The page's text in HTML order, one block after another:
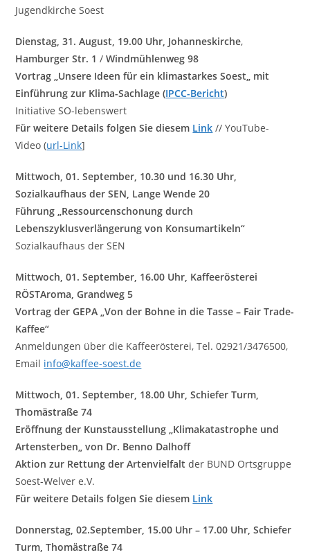
Jugendkirche Soest
Dienstag, 31. August, 19.00 Uhr, Johanneskirche,
Hamburger Str. 1 /Windmühlenweg 98
Vortrag „ Unsere Ideen für ein klimastarkes Soest
mit
Einführung zur Klima-Sachlage (IPCC-Bericht)
Initiative SO-lebenswert
Für weitere Details folgen Sie diesem Link // YouTube-
Video (url-Link]
Mittwoch, 01. September, 10.30 und 16.30 Uhr,
Sozialkaufhaus der SEN, Lange Wende 20
Führung „Ressourcenschonung durch
Lebenszyklusverlängerung von Konsumartikeln“
Sozialkaufhaus der SEN
Mittwoch, 01. September, 16.00 Uhr, Kaffeerösterei
RÖSTAroma, Grandweg 5
Vortrag der GEPA „Von der Bohne in die Tasse – Fair Trade-
Kaffee“
Anmeldungen über die Kaffeerösterei, Tel. 02921/3476500,
Email info@kaffee-soest.de
Mittwoch, 01. September, 18.00 Uhr, Schiefer Turm,
Thomästraße 74
Eröffnung der Kunstausstellung „ Klimakatastrophe und
Artensterben
von Dr. Benno Dalhoff
Aktion zur Rettung der Artenvielfalt der BUND Ortsgruppe
Soest-Welver e.V.
Für weitere Details folgen Sie diesem Link
Donnerstag, 02.September, 15.00 Uhr – 17.00 Uhr, Schiefer
Turm, Thomästraße 74